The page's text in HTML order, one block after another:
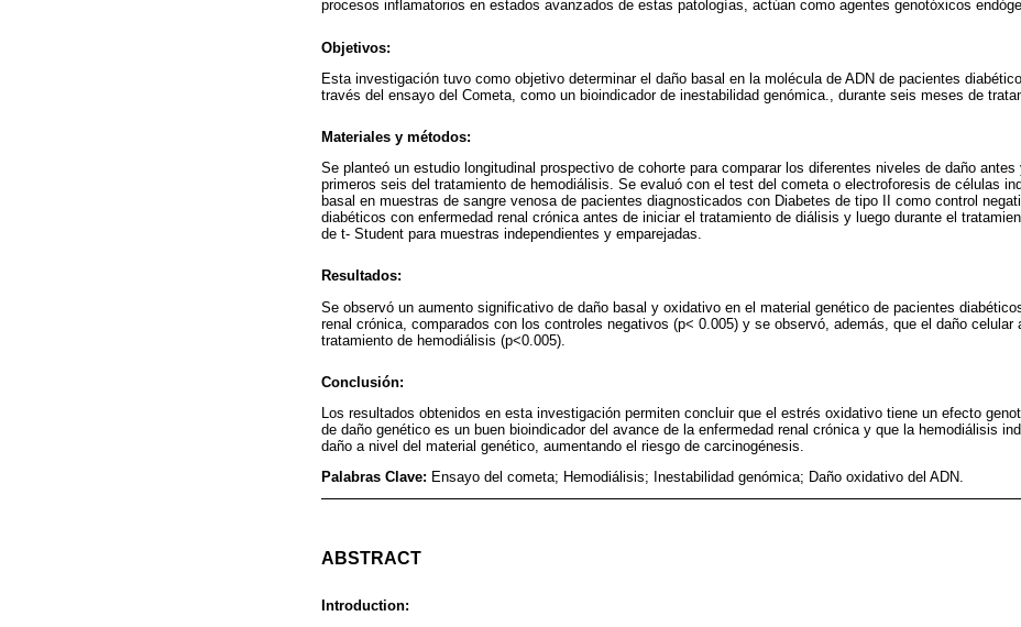
procesos inflamatorios en estados avanzados de estas patologías, actúan como agentes genotóxicos
Objetivos:
Esta investigación tuvo como objetivo determinar el daño basal en la molécula de ADN de pacientes
través del ensayo del Cometa, como un bioindicador de inestabilidad genómica., durante seis meses de
Materiales y métodos:
Se planteó un estudio longitudinal prospectivo de cohorte para comparar los diferentes niveles de daño antes
primeros seis del tratamiento de hemodiálisis. Se evaluó con el test del cometa o electroforesis de células
basal en muestras de sangre venosa de pacientes diagnosticados con Diabetes de tipo II como control
diabéticos con enfermedad renal crónica antes de iniciar el tratamiento de diálisis y luego durante el
de t- Student para muestras independientes y emparejadas.
Resultados:
Se observó un aumento significativo de daño basal y oxidativo en el material genético de pacientes
renal crónica, comparados con los controles negativos (p< 0.005) y se observó, además, que el daño celular
tratamiento de hemodiálisis (p<0.005).
Conclusión:
Los resultados obtenidos en esta investigación permiten concluir que el estrés oxidativo tiene un efecto
de daño genético es un buen bioindicador del avance de la enfermedad renal crónica y que la hemodiálisis
daño a nivel del material genético, aumentando el riesgo de carcinogénesis.
Palabras Clave: Ensayo del cometa; Hemodiálisis; Inestabilidad genómica; Daño oxidativo del ADN.
ABSTRACT
Introduction: